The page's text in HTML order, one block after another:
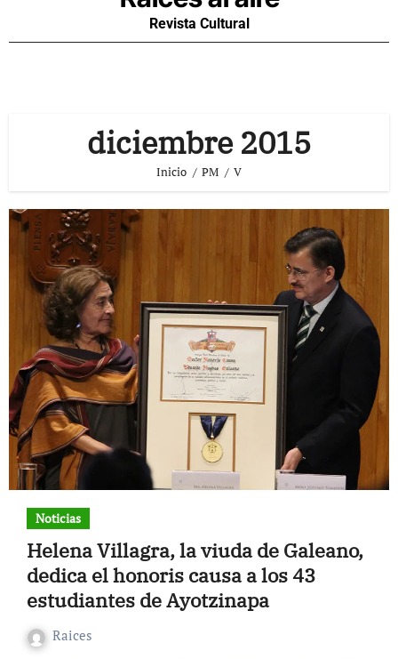
Revista Cultural
diciembre 2015
Inicio PM V
Noticias
Helena Villagra, la viuda de Galeano,
dedica el honoris causa a los 43
estudiantes de Ayotzinapa
Raices